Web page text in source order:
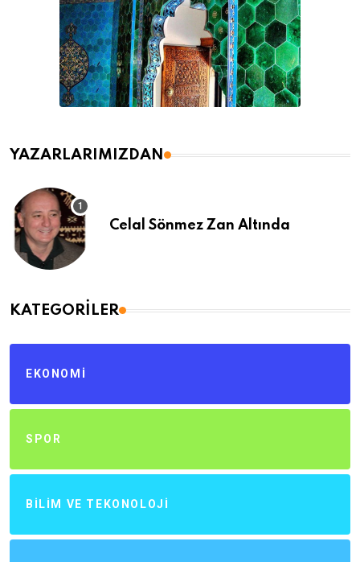
YAZARLARIMIZDAN
Celal Sönmez Zan Altında
KATEGORILER
EKONOMI
SPOR
BILIM VE TEKONOLOJI